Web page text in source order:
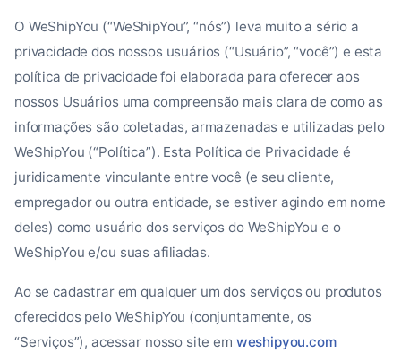
O WeShipYou (“WeShipYou”, “nós”) leva muito a sério a
privacidade dos nossos usuários (“Usuário”, “você”) e esta
política de privacidade foi elaborada para oferecer aos
nossos Usuários uma compreensão mais clara de como as
informações são coletadas, armazenadas e utilizadas pelo
WeShipYou (“Política”). Esta Política de Privacidade é
juridicamente vinculante entre você (e seu cliente,
empregador ou outra entidade, se estiver agindo em nome
deles) como usuário dos serviços do WeShipYou e o
WeShipYou e/ou suas afiliadas.
Ao se cadastrar em qualquer um dos serviços ou produtos
oferecidos pelo WeShipYou (conjuntamente, os
“Serviços”), acessar nosso site em weshipyou.com